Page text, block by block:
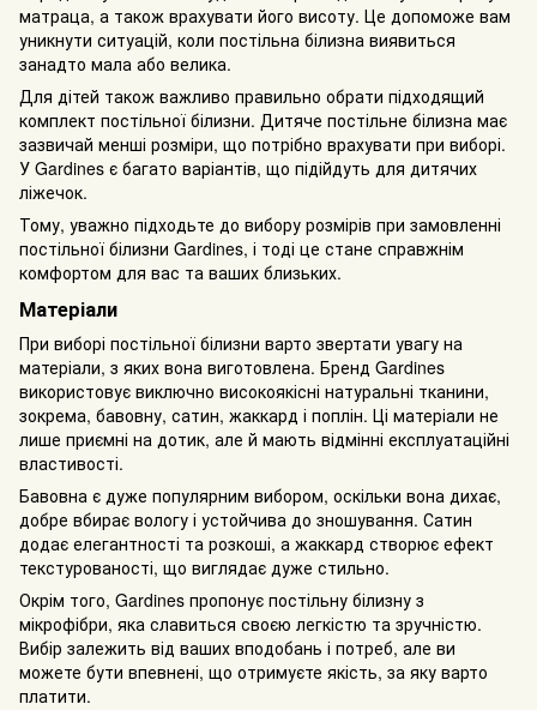
матраца, а також врахувати його висоту. Це допоможе вам
уникнути ситуацій, коли постільна білизна виявиться
занадто мала або велика.
Для дітей також важливо правильно обрати підходящий
комплект постільної білизни. Дитяче постільне білизна має
зазвичай менші розміри, що потрібно врахувати при виборі.
У Gardines є багато варіантів, що підійдуть для дитячих
ліжечок.
Тому, уважно підходьте до вибору розмірів при замовленні
постільної білизни Gardines, і тоді це стане справжнім
комфортом для вас та ваших близьких.
Матеріали
При виборі постільної білизни варто звертати увагу на
матеріали, з яких вона виготовлена. Бренд Gardines
використовує виключно високоякісні натуральні тканини,
зокрема, бавовну, сатин, жаккард і поплін. Ці матеріали не
лише приємні на дотик, але й мають відмінні експлуатаційні
властивості.
Бавовна є дуже популярним вибором, оскільки вона дихає,
добре вбирає вологу і устойчива до зношування. Сатин
додає елегантності та розкоші, а жаккард створює ефект
текстурованості, що виглядає дуже стильно.
Окрім того, Gardines пропонує постільну білизну з
мікрофібри, яка славиться своєю легкістю та зручністю.
Вибір залежить від ваших вподобань і потреб, але ви
можете бути впевнені, що отримуєте якість, за яку варто
платити.